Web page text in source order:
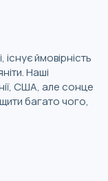
ймовірність
Наші
США, але сонце
багато чого,